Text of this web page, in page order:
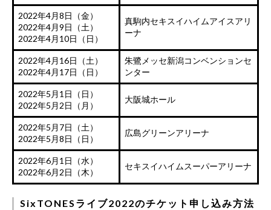
2022年4月8日（金）
2022年4月9日（土）
2022年4月10日（日）
真駒内セキスイハイムアイスアリ
ーナ
2022年4月16日（土）
2022年4月17日（日）
朱鷺メッセ新潟コンベンションセ
ンター
2022年5月1日（日）
2022年5月2日（月）
大阪城ホール
2022年5月7日（土）
2022年5月8日（日）
広島グリーンアリーナ
2022年6月1日（水）
2022年6月2日（木）
セキスイハイムスーパーアリーナ
SixTONESライブ2022のチケット申し込み方法